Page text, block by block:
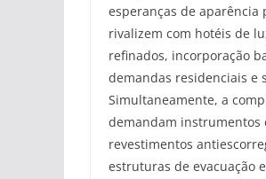
esperanças de aparência
rivalizem com hotéis de
refinados, incorporação
demandas residenciais e
Simultaneamente, a
demandam instrumentos
revestimentos
estruturas de evacuação